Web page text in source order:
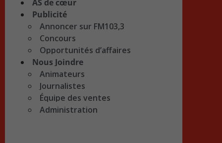
AS de cœur
Publicité
Annoncer sur FM103,3
Concours
Opportunités d’affaires
Nous Joindre
Animateurs
Journalistes
Équipe des ventes
Administration